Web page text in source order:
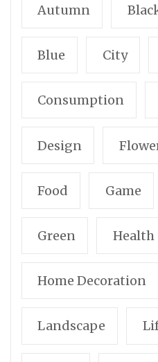
Autumn
Blue City
Consumption
Design
Food Game
Green Health
Home Decoration
Landscape